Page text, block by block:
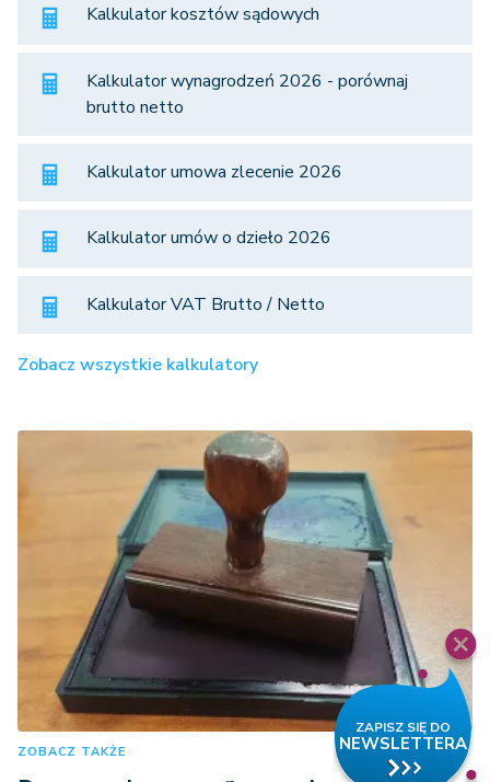
Kalkulator kosztów sądowych
Kalkulator wynagrodzeń 2026 - porównaj
brutto netto
Kalkulator umowa zlecenie 2026
Kalkulator umów o dzieło 2026
Kalkulator VAT Brutto / Netto
Zobacz wszystkie kalkulatory
ZOBACZ TAKŻE